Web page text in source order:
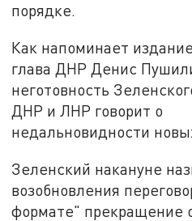
порядке.
Как напоминает
глава ДНР Денис
неготовность
ДНР и ЛНР говорит о
недальновидности
Зеленский накануне
возобновления
формате" прекращение